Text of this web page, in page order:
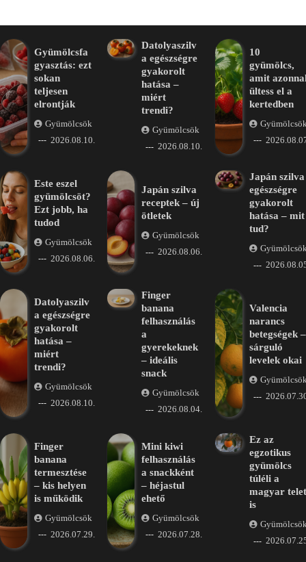
Gyümölcsfa
gyasztás: ezt
sokan
teljesen
elrontják
Gyümölcsök
2026.08.10.
Datolyaszilv
a egészségre
gyakorolt
hatása –
miért
trendi?
Gyümölcsök
2026.08.10.
10
gyümölcs,
amit
ültess el a
kertedben
Este eszel
gyümölcsöt?
Ezt jobb, ha
tudod
Gyümölcsök
2026.08.06.
Japán szilva
receptek – új
ötletek
Gyümölcsök
2026.08.06.
Japán szilva
egészségre
gyakorolt
hatása – mit
tud?
Datolyaszilv
a egészségre
gyakorolt
hatása –
miért
trendi?
Gyümölcsök
2026.08.10.
Finger
banana
felhasználás
a
gyerekeknek
– ideális
snack
Gyümölcsök
2026.08.04.
Valencia
narancs
betegségek –
sárguló
levelek okai
Finger
banana
termesztése
– kis helyen
is működik
Gyümölcsök
2026.07.29.
Mini kiwi
felhasználás
a snackként
– héjastul
ehető
Gyümölcsök
2026.07.28.
Ez az
egzotikus
gyümölcs
túléli a
magyar telet
is